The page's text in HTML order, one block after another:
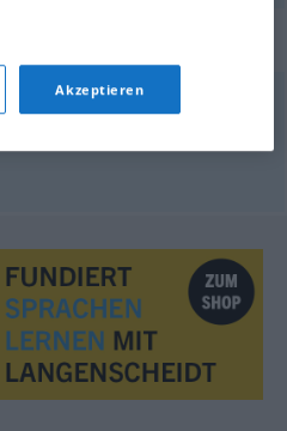
Akzeptieren